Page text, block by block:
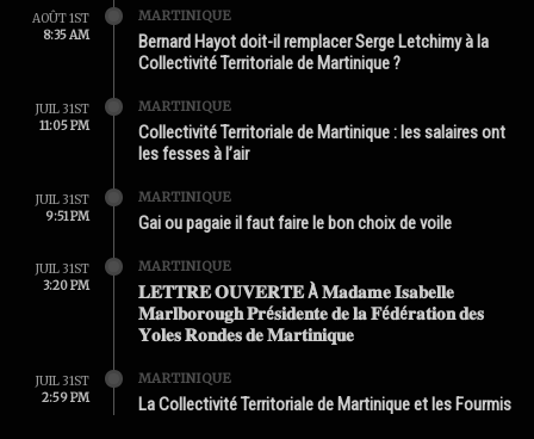
AOÛT 1ST
8:35 AM
MARTINIQUE
Bernard Hayot doit-il remplacer Serge Letchimy à la
Collectivité Territoriale de Martinique ?
JUIL 31ST
11:05 PM
MARTINIQUE
Collectivité Territoriale de Martinique : les salaires ont
les fesses à l’air
JUIL 31ST
9:51 PM
MARTINIQUE
Gai ou pagaie il faut faire le bon choix de voile
JUIL 31ST
3:20 PM
MARTINIQUE
𝐋𝐄𝐓𝐓𝐑𝐄 𝐎𝐔𝐕𝐄𝐑𝐓𝐄 À 𝐌𝐚𝐝𝐚𝐦𝐞 𝐈𝐬𝐚𝐛𝐞𝐥𝐥𝐞
𝐌𝐚𝐫𝐥𝐛𝐨𝐫𝐨𝐮𝐠𝐡 𝐏𝐫é𝐬𝐢𝐝𝐞𝐧𝐭𝐞 𝐝𝐞 𝐥𝐚 𝐅é𝐝é𝐫𝐚𝐭𝐢𝐨𝐧 𝐝𝐞𝐬
𝐘𝐨𝐥𝐞𝐬 𝐑𝐨𝐧𝐝𝐞𝐬 𝐝𝐞 𝐌𝐚𝐫𝐭𝐢𝐧𝐢𝐪𝐮𝐞
JUIL 31ST
2:59 PM
MARTINIQUE
La Collectivité Territoriale de Martinique et les Fourmis